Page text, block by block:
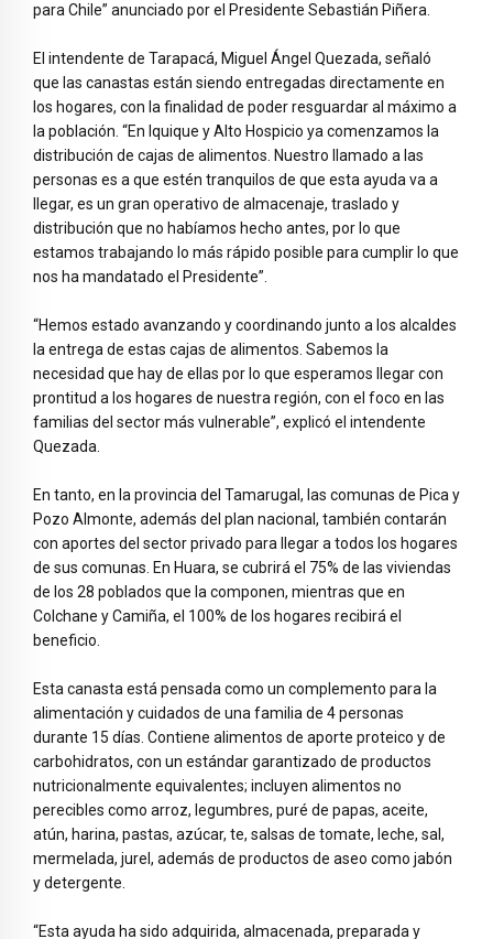
para Chile” anunciado por el Presidente Sebastián Piñera.
El intendente de Tarapacá, Miguel Ángel Quezada, señaló
que las canastas están siendo entregadas directamente en
los hogares, con la finalidad de poder resguardar al máximo a
la población. “En Iquique y Alto Hospicio ya comenzamos la
distribución de cajas de alimentos. Nuestro llamado a las
personas es a que estén tranquilos de que esta ayuda va a
llegar, es un gran operativo de almacenaje, traslado y
distribución que no habíamos hecho antes, por lo que
estamos trabajando lo más rápido posible para cumplir lo que
nos ha mandatado el Presidente”.
“Hemos estado avanzando y coordinando junto a los alcaldes
la entrega de estas cajas de alimentos. Sabemos la
necesidad que hay de ellas por lo que esperamos llegar con
prontitud a los hogares de nuestra región, con el foco en las
familias del sector más vulnerable”, explicó el intendente
Quezada.
En tanto, en la provincia del Tamarugal, las comunas de Pica y
Pozo Almonte, además del plan nacional, también contarán
con aportes del sector privado para llegar a todos los hogares
de sus comunas. En Huara, se cubrirá el 75% de las viviendas
de los 28 poblados que la componen, mientras que en
Colchane y Camiña, el 100% de los hogares recibirá el
beneficio.
Esta canasta está pensada como un complemento para la
alimentación y cuidados de una familia de 4 personas
durante 15 días. Contiene alimentos de aporte proteico y de
carbohidratos, con un estándar garantizado de productos
nutricionalmente equivalentes; incluyen alimentos no
perecibles como arroz, legumbres, puré de papas, aceite,
atún, harina, pastas, azúcar, te, salsas de tomate, leche, sal,
mermelada, jurel, además de productos de aseo como jabón
y detergente.
“Esta ayuda ha sido adquirida, almacenada, preparada y